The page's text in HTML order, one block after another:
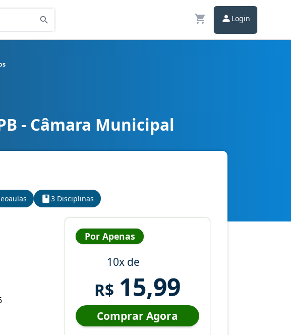
Login
Básicos- Câmara Municipal
3 Disciplinas
Por Apenas
10x de
R$ 15,99
Comprar Agora